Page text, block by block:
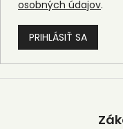
osobných údajov.
PRIHLÁSIŤ SA
Z